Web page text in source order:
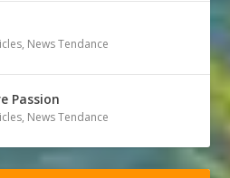
, News Tendance
Passion
, News Tendance